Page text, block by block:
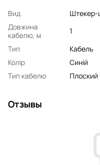
Вид
Штекер-
Довжина
кабелю, м
1
Тип
Кабель
Колір
Синій
Тип кабелю
Плоский
Отзывы